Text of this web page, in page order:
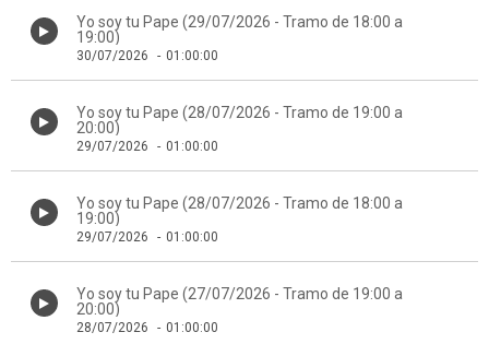
Yo soy tu Pape (29/07/2026 - Tramo de 18:00 a
19:00)
30/07/2026 - 01:00:00
Yo soy tu Pape (28/07/2026 - Tramo de 19:00 a
20:00)
29/07/2026 - 01:00:00
Yo soy tu Pape (28/07/2026 - Tramo de 18:00 a
19:00)
29/07/2026 - 01:00:00
Yo soy tu Pape (27/07/2026 - Tramo de 19:00 a
20:00)
28/07/2026 - 01:00:00